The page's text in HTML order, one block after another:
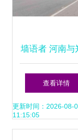
墙语者 河南与
墙体广告的艺
传播力量
查看详情
更新时间：2026-08-
11:15:05